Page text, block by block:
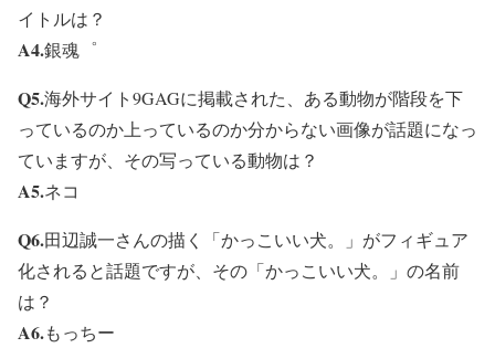
イトルは？
A4.銀魂゜
Q5.海外サイト9GAGに掲載された、ある動物が階段を下
っているのか上っているのか分からない画像が話題になっ
ていますが、その写っている動物は？
A5.ネコ
Q6.田辺誠一さんの描く「かっこいい犬。」がフィギュア
化されると話題ですが、その「かっこいい犬。」の名前
は？
A6.もっちー